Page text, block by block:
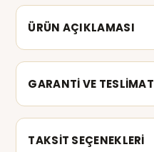
ÜRÜN AÇIKLAMASI
GARANTİ VE TESLİMAT
TAKSİT SEÇENEKLERİ